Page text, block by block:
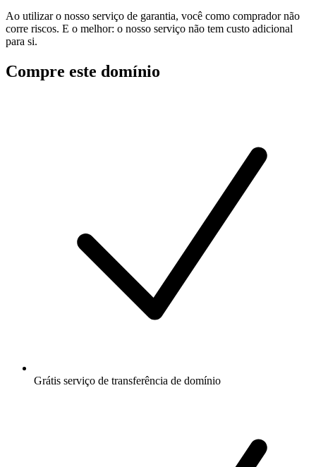
Ao utilizar o nosso serviço de garantia, você como comprador não
corre riscos. E o melhor: o nosso serviço não tem custo adicional
para si.
Compre este domínio
Grátis serviço de transferência de domínio